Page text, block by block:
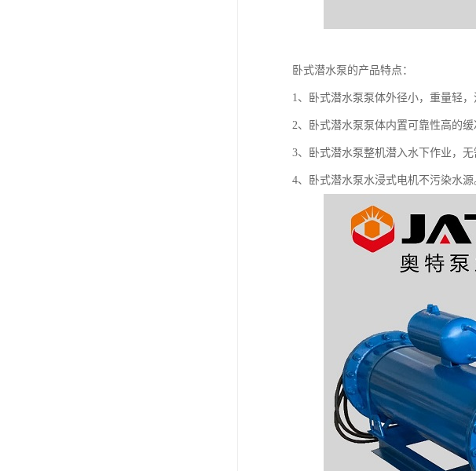
卧式潜水泵的产品特点：
1、卧式潜水泵泵体外径小，重量轻，
2、卧式潜水泵泵体内置可靠性高的
3、卧式潜水泵整机潜入水下作业，
4、卧式潜水泵水浸式电机不污染水源